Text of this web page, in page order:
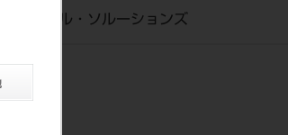
・デンタル・ソルーションズ